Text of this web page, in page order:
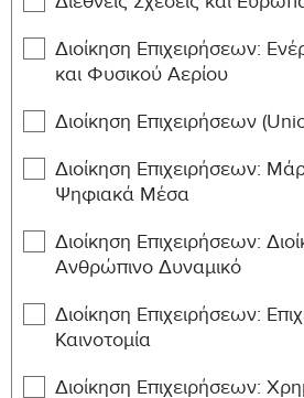
MED-
302
Microbiology and
MED-
303
Pharmacology
MED-
304
General Pathology
MED-
305
Integrated Clinical
III
MED-
306
Physiology III
307
Immunology
Διοίκηση Επιχειρήσεων:
και Φυσικού Aερίου
Διοίκηση Επιχειρήσεων
Διοίκηση Επιχειρήσεων:
Ψηφιακά Μέσα
Διοίκηση Επιχειρήσεων:
Ανθρώπινο Δυναμικό
Διοίκηση Επιχειρήσεων:
Καινοτομία
Διοίκηση Επιχειρήσεων: